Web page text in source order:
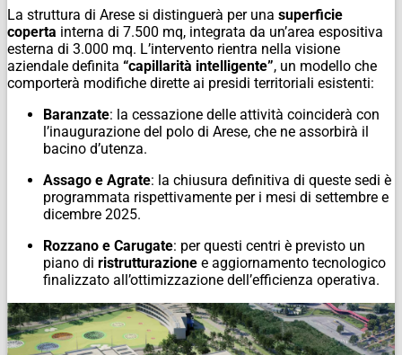
La struttura di Arese si distinguerà per una superficie
coperta interna di 7.500 mq, integrata da un’area espositiva
esterna di 3.000 mq. L’intervento rientra nella visione
aziendale definita “capillarità intelligente”, un modello che
comporterà modifiche dirette ai presidi territoriali esistenti:
Baranzate: la cessazione delle attività coinciderà con
l’inaugurazione del polo di Arese, che ne assorbirà il
bacino d’utenza.
Assago e Agrate: la chiusura definitiva di queste sedi è
programmata rispettivamente per i mesi di settembre e
dicembre 2025.
Rozzano e Carugate: per questi centri è previsto un
piano di ristrutturazione e aggiornamento tecnologico
finalizzato all’ottimizzazione dell’efficienza operativa.